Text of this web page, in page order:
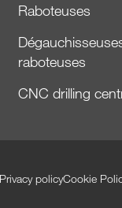
Raboteuses
raboteuses
CNC drilling
Privacy policyCookie